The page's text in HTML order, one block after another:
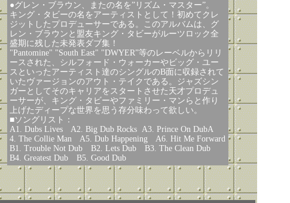
●グレン・ブラウン、またの名を”リズム・マスター”。
キング・タビーの名をアーティストとして！初めてクレ
ジットしたプロデューサーである。このアルバムは、グ
レン・ブラウンと盟友キング・タビーがルーツロック全
盛期に残した未発表ダブ集！
"Pantomine" "South East" "DWYER”等のレーベルからリリ
ースされた、シルフォード・ウォーカーやビッグ・ユー
スといったアーティスト達のシングルのB面に収録されて
いたヴァージョンのアウト・テイクである。ジャズシン
ガーとしてそのキャリアをスタートさせた天才プロデュ
ーサーが、キング・タビーやファミリー・マンらと作り
上げたディープな世界を思う存分味わって欲しい。
■ソングリスト：
A1. Dubs Lives A2. Big Dub Rocks A3. Prince On DubA
4. The Collie Man A5. Dub Happening A6. Hit Me Forward
B1. Trouble Not Dub B2. Lets Dub B3. The Clean Dub
B4. Greatest Dub B5. Good Dub